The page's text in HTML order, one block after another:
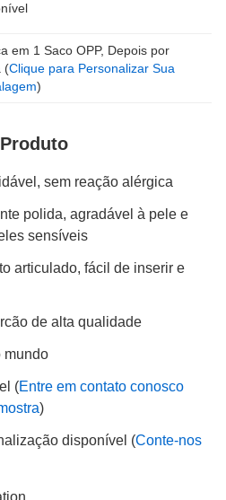
em 1 Saco OPP, Depois por
(Clique para Personalizar Sua
)
sem reação alérgica
polida, agradável à pele e
sensíveis
articulado, fácil de inserir e
de alta qualidade
mundo
(Entre em contato conosco
)
disponível (Conte-nos